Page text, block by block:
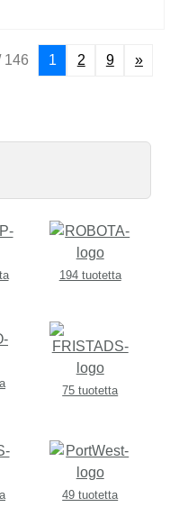
146 1 2 9 »
194 tuotetta
75 tuotetta
49 tuotetta